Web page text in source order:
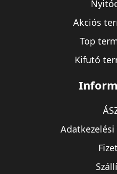
Akciós
Top
Kifutó